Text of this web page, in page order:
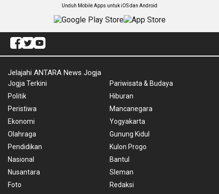
Unduh Mobile Apps untuk iOS dan Android
Jelajahi ANTARA News Jogja
Jogja Terkini
Politik
Peristiwa
Ekonomi
Olahraga
Pendidikan
Nasional
Nusantara
Foto
Pariwisata & Budaya
Hiburan
Mancanegara
Yogyakarta
Gunung Kidul
Kulon Progo
Bantul
Sleman
Redaksi